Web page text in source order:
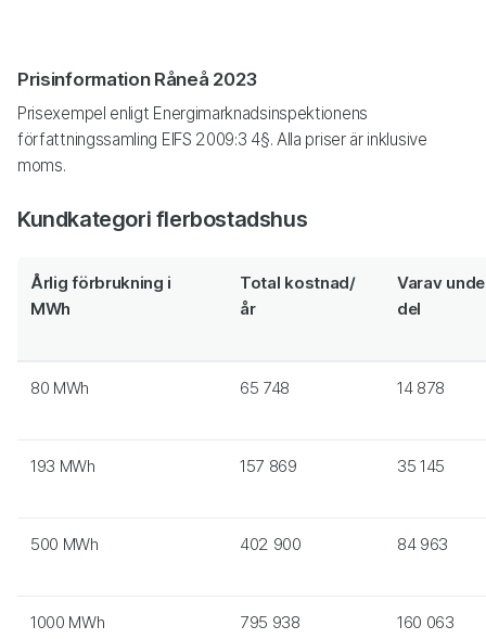
Prisinformation Råneå 2023
Prisexempel enligt Energimarknadsinspektionens
författningssamling EIFS 2009:3 4§. Alla priser är inklusive
moms.
Kundkategori flerbostadshus
Årlig förbrukning i
MWh
Total kostnad/
år
Varav
del
80 MWh 65 748 14 878
193 MWh 157 869 35 145
500 MWh 402 900 84 963
1000 MWh 795 938 160 063